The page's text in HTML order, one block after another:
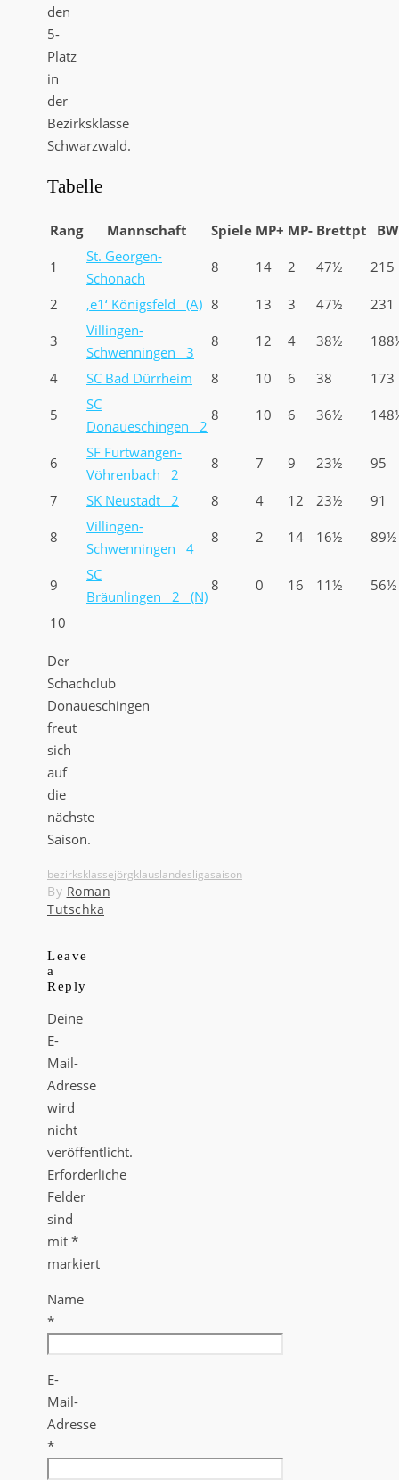
den
5-
Platz
in
der
Bezirksklasse
Schwarzwald.
Tabelle
Rang Mannschaft Spiele MP+ MP- Brettpt BW
1
St. Georgen-
Schonach
8 14 2 47½ 215
2 ‚e1‘ Königsfeld (A) 8 13 3 47½ 231
3
Villingen-
Schwenningen 3
8 12 4 38½
4 SC Bad Dürrheim 8 10 6 38 173
5
SC
Donaueschingen 2
8 10 6 36½
6
SF Furtwangen-
Vöhrenbach 2
8 7 9 23½ 95
7 SK Neustadt 2 8 4 12 23½ 91
8
Villingen-
Schwenningen 4
8 2 14 16½ 89½
9
SC
Bräunlingen 2 (N)
8 0 16 11½ 56½
10
Der
Schachclub
Donaueschingen
freut
sich
auf
die
nächste
Saison.
bezirksklassejörgklauslandesligasaison
By Roman
Tutschka
Leave
a
Reply
Deine
E-
Mail-
Adresse
wird
nicht
veröffentlicht.
Erforderliche
Felder
sind
mit *
markiert
Name
*
E-
Mail-
Adresse
*